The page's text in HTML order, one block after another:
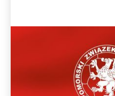
Mecz
konsultacja
Pomorskiego
Łącznie aż 8
Wejherowo weźmie